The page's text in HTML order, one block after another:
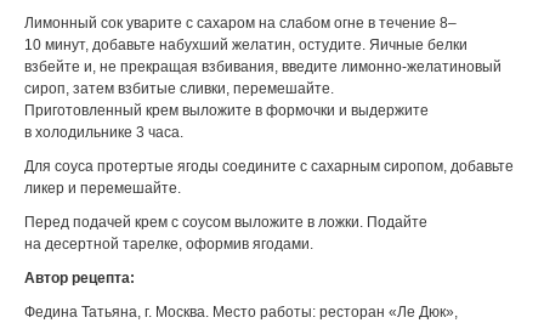
Лимонный сок уварите с сахаром на слабом огне в течение 8–
10 минут, добавьте набухший желатин, остудите. Яичные белки
взбейте и, не прекращая взбивания, введите лимонно-желатиновый
сироп, затем взбитые сливки, перемешайте.
Приготовленный крем выложите в формочки и выдержите
в холодильнике 3 часа.
Для соуса протертые ягоды соедините с сахарным сиропом, добавьте
ликер и перемешайте.
Перед подачей крем с соусом выложите в ложки. Подайте
на десертной тарелке, оформив ягодами.
Автор рецепта:
Федина Татьяна, г. Москва. Место работы: ресторан «Ле Дюк»,